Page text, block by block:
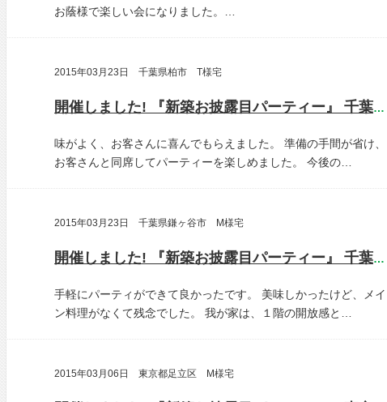
お蔭様で楽しい会になりました。…
2015年03月23日 千葉県柏市 T様宅
開催しました! 『新築お披露目パーティー』 千葉県柏市 T様宅
味がよく、お客さんに喜んでもらえました。
準備の手間が省け、
お客さんと同席してパーティーを楽しめました。
今後の…
2015年03月23日 千葉県鎌ヶ谷市 M様宅
開催しました! 『新築お披露目パーティー』 千葉県鎌ヶ谷市 M様宅
手軽にパーティができて良かったです。
美味しかったけど、メイ
ン料理がなくて残念でした。
我が家は、１階の開放感と…
2015年03月06日 東京都足立区 M様宅